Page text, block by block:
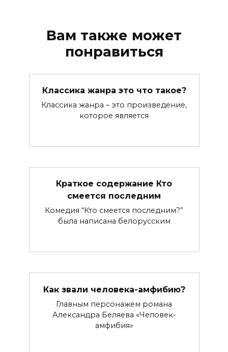
Вам также может
понравиться
Классика жанра это что такое?
Классика жанра – это произведение,
которое является
Краткое содержание Кто
смеется последним
Комедия “Кто смеется последним?”
была написана белорусским
Как звали человека-амфибию?
Главным персонажем романа
Александра Беляева «Человек-
амфибия»